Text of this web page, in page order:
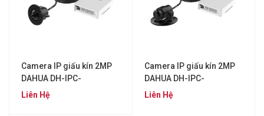
Camera IP giấu kín 2MP
DAHUA DH-IPC-
HUM8241-E1-L1
Liên Hệ
Camera IP giấu kín 2MP
DAHUA DH-IPC-
HUM8241-E1-L3
Liên Hệ